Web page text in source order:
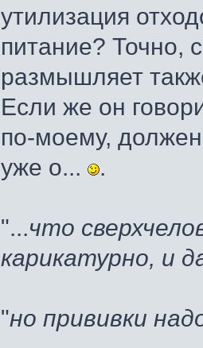
утилизация
питание? Точно,
размышляет
Если же он
по-моему,
уже о...
.
"...что
карикатурно, и
"но прививки